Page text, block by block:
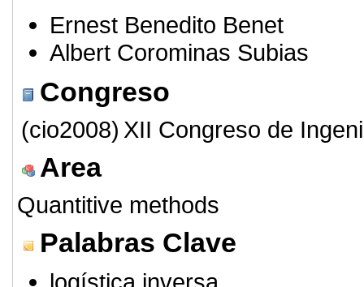
Ernest Benedito Benet
Albert Corominas Subias
Congreso
(cio2008) XII Congreso de
Area
Quantitive methods
Palabras Clave